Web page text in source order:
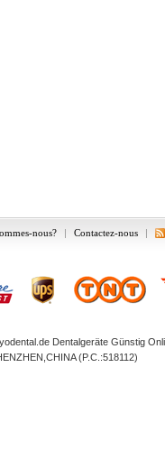
nous? | Contactez-nous |
Dentalgeräte Günstig